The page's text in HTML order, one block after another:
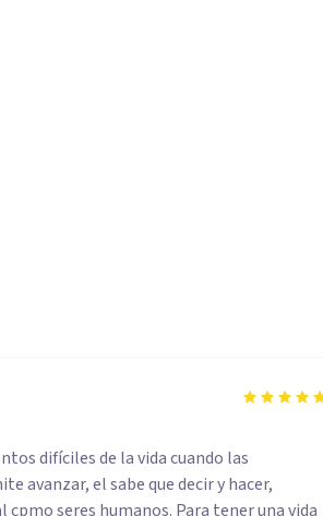
difíciles de la vida cuando las
avanzar, el sabe que decir y hacer,
seres humanos. Para tener una vida